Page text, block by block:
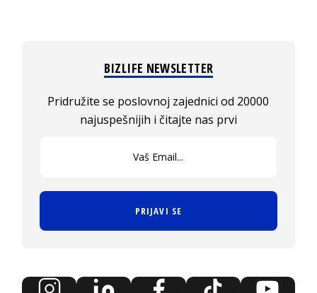
BIZLIFE NEWSLETTER
Pridružite se poslovnoj zajednici od 20000
najuspešnijih i čitajte nas prvi
PRIJAVI SE